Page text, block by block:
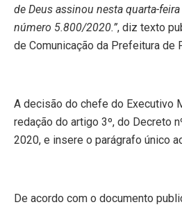
de Deus assinou nesta quarta-
número 5.800/2020.”, diz texto
de Comunicação da Prefeitura de
A decisão do chefe do Executivo
redação do artigo 3º, do Decreto
2020, e insere o parágrafo único
De acordo com o documento